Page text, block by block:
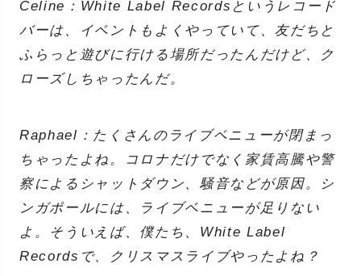
Celine：White Label Recordsというレコード
バーは、イベントもよくやっていて、友だちと
ふらっと遊びに行ける場所だったんだけど、ク
ローズしちゃったんだ。
Raphael：たくさんのライブベニューが閉まっ
ちゃったよね。コロナだけでなく家賃高騰や警
察によるシャットダウン、騒音などが原因。シ
ンガポールには、ライブベニューが足りない
よ。そういえば、僕たち、White Label
Recordsで、クリスマスライブやったよね？